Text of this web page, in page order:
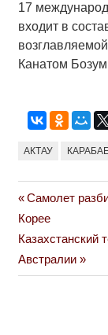
17
входит в
Канатом
АКТАУ
по
записям
Previous
Post:
Самолет
Корее
Next
Post:
Казахстанский
Австралии